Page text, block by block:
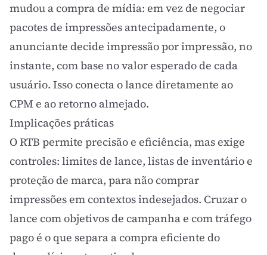
mudou a compra de mídia: em vez de negociar
pacotes de impressões antecipadamente, o
anunciante decide impressão por impressão, no
instante, com base no valor esperado de cada
usuário. Isso conecta o lance diretamente ao
CPMe ao retorno almejado.
Implicações práticas
O RTB permite precisão e eficiência, mas exige
controles: limites de lance, listas de inventário e
proteção de marca, para não comprar
impressões em contextos indesejados. Cruzar o
lance com objetivos de campanha e comtráfego
pagoé o que separa a compra eficiente do